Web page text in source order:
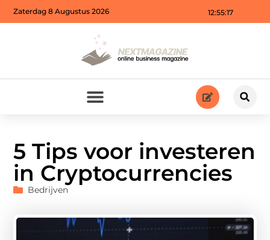
12:55:19
Zaterdag 8 Augustus 2026
5 Tips voor investeren
in Cryptocurrencies
Bedrijven